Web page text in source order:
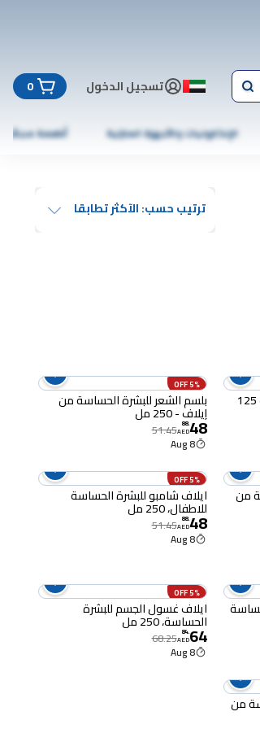
تسجيل الدخول 0
الإلكترونيات والأجهزة المنزلية أطعمة مجمّدة
ترتيب حسب: الآكثر تطابقا
كريم جونيور للبشرة الحساسة 125
5% OFF
بلسم الشعر للبشرة الحساسة من
إيلاف - 250 مل
48
.
88
AED
51.45
8 Aug
من
5% OFF
ايلاف شامبو للبشرة الحساسة
للاطفال، 250 مل
48
.
88
AED
51.45
8 Aug
5% OFF
ايلاف غسول الجسم للبشرة
الحساسة، 250 مل
64
.
84
AED
68.25
8 Aug
من